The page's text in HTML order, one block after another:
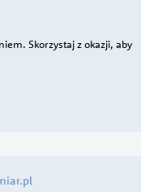
Skorzystaj z okazji, aby